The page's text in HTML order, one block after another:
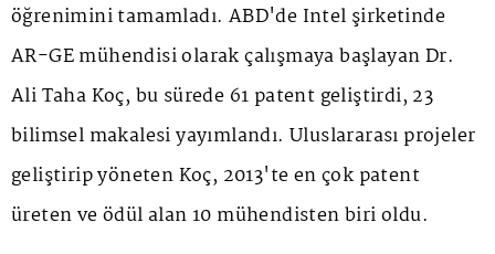
öğrenimini tamamladı. ABD'de Intel şirketinde
AR-GE mühendisi olarak çalışmaya başlayan Dr.
Ali Taha Koç, bu sürede 61 patent geliştirdi, 23
bilimsel makalesi yayımlandı. Uluslararası projeler
geliştirip yöneten Koç, 2013'te en çok patent
üreten ve ödül alan 10 mühendisten biri oldu.